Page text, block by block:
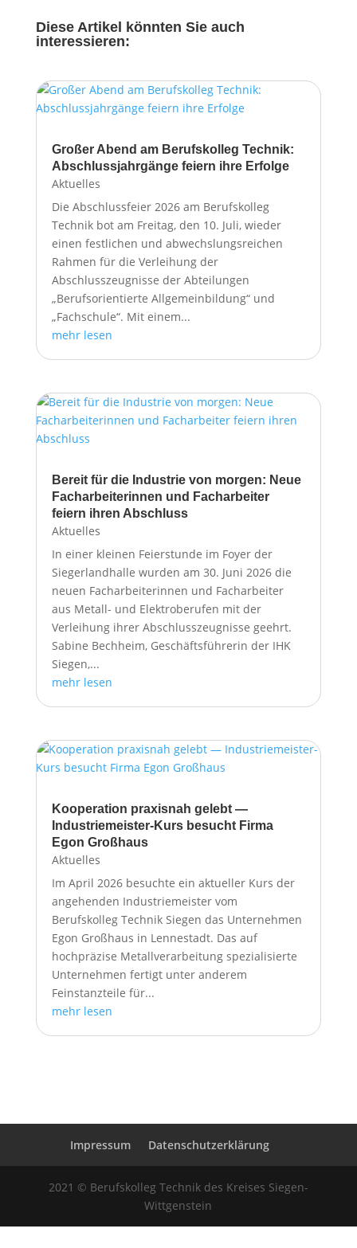
Diese Artikel könnten Sie auch
interessieren:
Großer Abend am Berufskolleg Technik:
Abschlussjahrgänge feiern ihre Erfolge
Aktuelles
Die Abschlussfeier 2026 am Berufskolleg
Technik bot am Freitag, den 10. Juli, wieder
einen festlichen und abwechslungsreichen
Rahmen für die Verleihung der
Abschlusszeugnisse der Abteilungen
„Berufsorientierte Allgemeinbildung“ und
„Fachschule“. Mit einem...
mehr lesen
Bereit für die Industrie von morgen: Neue
Facharbeiterinnen und Facharbeiter
feiern ihren Abschluss
Aktuelles
In einer kleinen Feierstunde im Foyer der
Siegerlandhalle wurden am 30. Juni 2026 die
neuen Facharbeiterinnen und Facharbeiter
aus Metall- und Elektroberufen mit der
Verleihung ihrer Abschlusszeugnisse geehrt.
Sabine Bechheim, Geschäftsführerin der IHK
Siegen,...
mehr lesen
Kooperation praxisnah gelebt —
Industriemeister-Kurs besucht Firma
Egon Großhaus
Aktuelles
Im April 2026 besuchte ein aktueller Kurs der
angehenden Industriemeister vom
Berufskolleg Technik Siegen das Unternehmen
Egon Großhaus in Lennestadt. Das auf
hochpräzise Metallverarbeitung spezialisierte
Unternehmen fertigt unter anderem
Feinstanzteile für...
mehr lesen
Impressum Datenschutzerklärung
2021 © Berufskolleg Technik des Kreises Siegen-
Wittgenstein